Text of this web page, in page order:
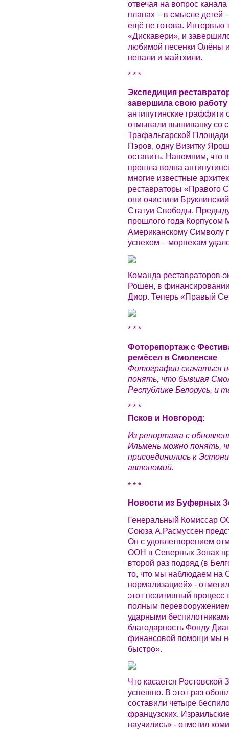
отвечая на вопрос
планах – в смысле детей
ещё не готова. Интервью
«Дискавери», и
любимой песенки Олёны
непали и майтхили.
* * *
Экспедиция
завершила свою
антипутинские граффити
отмывали вышиванку со
Трафальгарской
Пэров, одну Визитку
оставить. Напомним, что
прошла волна
многие известные
реставраторы «Правого
они очистили
Статуи Свободы.
прошлого года Корпусом
Американскому Символу
успехом – морпехам
Команда реставраторов-
Рошен, в
Диор. Теперь «Правый
* * *
Фоторепортаж с
ремёсел в Смоленске
Фотографии скачаться
понять, что бывшая
Республике Белорусь, и
* * *
Псков и Новгород:
Из репортажа с
Ильмень можно понять,
присоединились к
автономий.
* * *
Новости из Буферных
Генеральный Комиссар
Союза А.Расмуссен
Он с удовлетворением
ООН в Северных Зонах
второй раз подряд (в
то, что мы наблюдаем на
нормализацией» -
этот позитивный процесс
полным
ударными
благодарность Фонду
финансовой помощи мы
быстро».
Что касается
успешно. В этот раз
составили четыре
французских.
научились» - отметил